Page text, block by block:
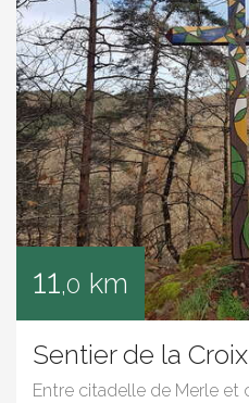
11,0 km
Sentier de la
Entre citadelle de Merle et